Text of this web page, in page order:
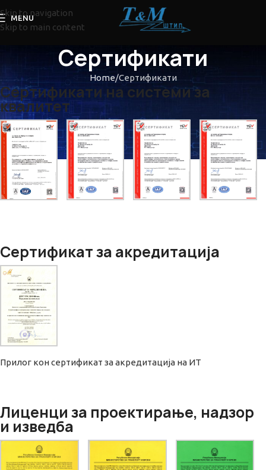
Skip to navigation
Skip to main content
MENU
Сертификати
Home Сертификати
Сертификати на системи за
квалитет
Сертификат за акредитација
Прилог кон сертификат за акредитација на ИТ
Лиценци за проектирање, надзор
и изведба